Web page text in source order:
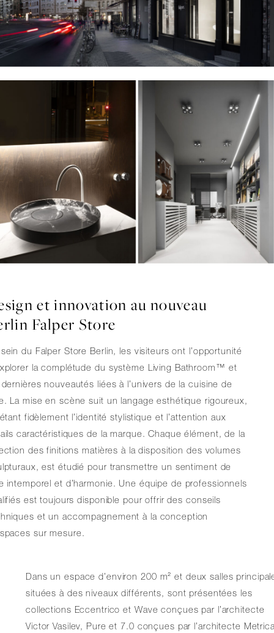
et innovation au nouveau
Falper Store
du Falper Store Berlin, les visiteurs ont l’opportunité
la complétude du système Living Bathroom™ et
nouveautés liées à l’univers de la cuisine de
La mise en scène suit un langage esthétique rigoureux,
fidèlement l’identité stylistique et l’attention aux
caractéristiques de la marque. Chaque élément, de la
des finitions matières à la disposition des volumes
est étudié pour transmettre un sentiment de
intemporel et d’harmonie. Une équipe de professionnels
est toujours disponible pour offrir des conseils
et un accompagnement à la conception
sur mesure.
Dans un espace d’environ 200 m² et deux salles
situées à des niveaux différents, sont présentées les
collections Eccentrico et Wave conçues par l’architecte
Victor Vasilev, Pure et 7.0 conçues par l’architecte